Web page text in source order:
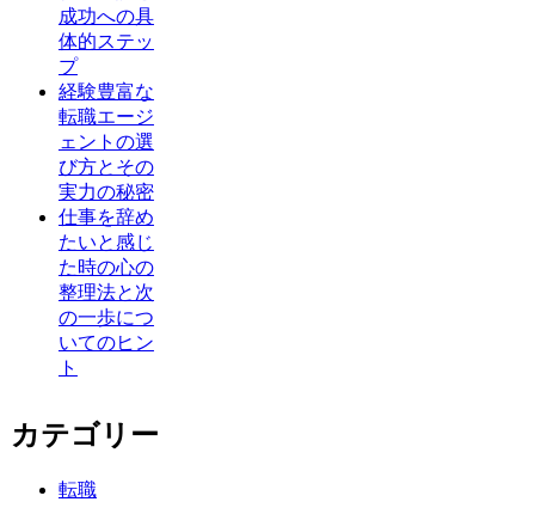
成功への具
体的ステッ
プ
経験豊富な
転職エージ
ェントの選
び方とその
実力の秘密
仕事を辞め
たいと感じ
た時の心の
整理法と次
の一歩につ
いてのヒン
ト
カテゴリー
転職